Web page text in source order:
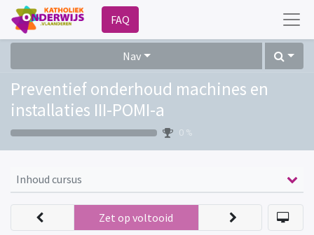
FAQ
Nav
Preventief onderhoud machines en
installaties III-POMI-a
0 %
Inhoud cursus
Zet op voltooid